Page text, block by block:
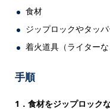
食材
ジップロックやタッ
着火道具（ライターな
手順
1．食材をジップロック